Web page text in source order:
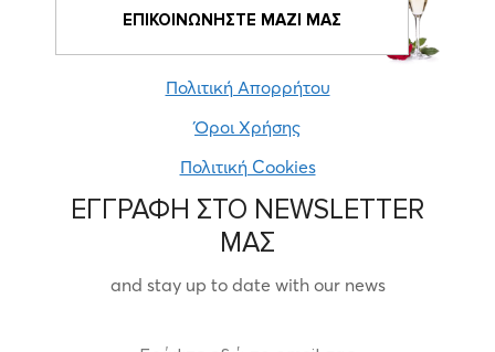
ΕΠΙΚΟΙΝΩΝΗΣΤΕ ΜΑΖΙ ΜΑΣ
Πολιτική Απορρήτου
Όροι Χρήσης
Πολιτική Cookies
ΕΓΓΡΑΦΗ ΣΤΟ NEWSLETTER
ΜΑΣ
and stay up to date with our news